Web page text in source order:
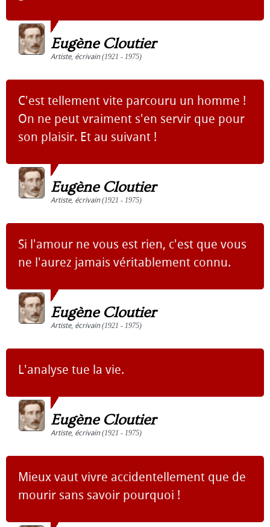
Eugène Cloutier
Artiste, écrivain(1921 - 1975)
C'est tellement vite parcouru un homme !
On ne peut vraiment s'en servir que pour
son plaisir. Et au suivant !
Eugène Cloutier
Artiste, écrivain(1921 - 1975)
Si l'amour ne vous est rien, c'est que vous
ne l'aurez jamais véritablement connu.
Eugène Cloutier
Artiste, écrivain(1921 - 1975)
L'analyse tue la vie.
Eugène Cloutier
Artiste, écrivain(1921 - 1975)
Mieux vaut vivre accidentellement que de
mourir sans savoir pourquoi !